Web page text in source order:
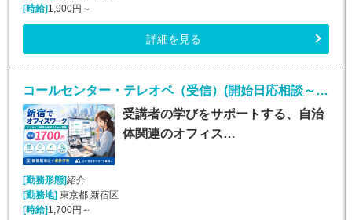
[時給]1,900円～
詳細を見る
コールセンター・テレオペ（受信）(開始日応相談～2027年1月末*オンライン研修受講サポート)
受講者の学びをサポートする、自治
体関連のオフィス…
[勤務形態]紹介
[勤務地] 東京都 新宿区
[時給] 1,700円～